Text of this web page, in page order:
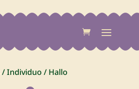
/Individuo / Hallo